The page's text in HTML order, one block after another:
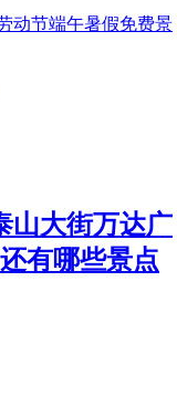
动节端午暑假免费景
山大街万达广
有哪些景点